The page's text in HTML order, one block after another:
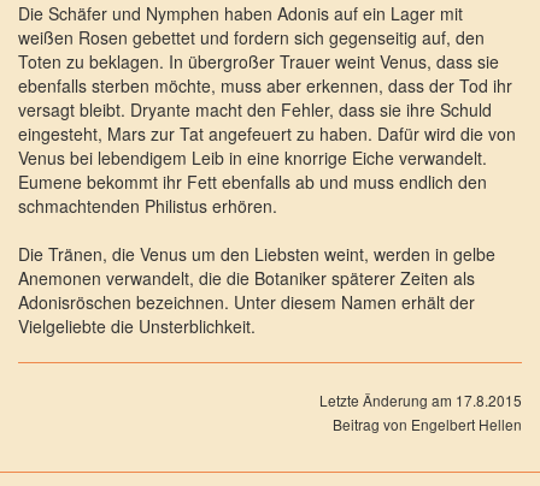
Die Schäfer und Nymphen haben Adonis auf ein Lager mit
weißen Rosen gebettet und fordern sich gegenseitig auf, den
Toten zu beklagen. In übergroßer Trauer weint Venus, dass sie
ebenfalls sterben möchte, muss aber erkennen, dass der Tod ihr
versagt bleibt. Dryante macht den Fehler, dass sie ihre Schuld
eingesteht, Mars zur Tat angefeuert zu haben. Dafür wird die von
Venus bei lebendigem Leib in eine knorrige Eiche verwandelt.
Eumene bekommt ihr Fett ebenfalls ab und muss endlich den
schmachtenden Philistus erhören.
Die Tränen, die Venus um den Liebsten weint, werden in gelbe
Anemonen verwandelt, die die Botaniker späterer Zeiten als
Adonisröschen bezeichnen. Unter diesem Namen erhält der
Vielgeliebte die Unsterblichkeit.
Letzte Änderung am 17.8.2015
Beitrag von Engelbert Hellen